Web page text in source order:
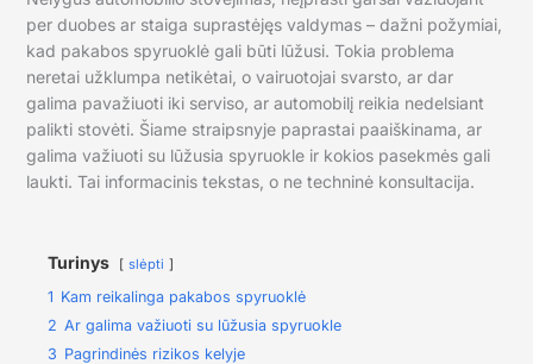
per duobes ar staiga suprastėjęs valdymas – dažni požymiai,
kad pakabos spyruoklė gali būti lūžusi. Tokia problema
neretai užklumpa netikėtai, o vairuotojai svarsto, ar dar
galima pavažiuoti iki serviso, ar automobilį reikia nedelsiant
palikti stovėti. Šiame straipsnyje paprastai paaiškinama, ar
galima važiuoti su lūžusia spyruokle ir kokios pasekmės gali
laukti. Tai informacinis tekstas, o ne techninė konsultacija.
Turinys slėpti
1 Kam reikalinga pakabos spyruoklė
2 Ar galima važiuoti su lūžusia spyruokle
3 Pagrindinės rizikos kelyje